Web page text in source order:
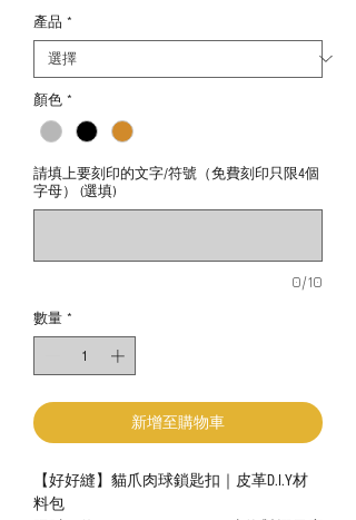
產品 *
顏色 *
請填上要刻印的文字/符號（免費刻印只限4個
字母） (選填)
0/10
數量 *
新增至購物車
【好好縫】貓爪肉球鎖匙扣｜皮革D.I.Y材
料包